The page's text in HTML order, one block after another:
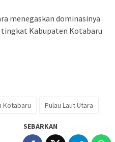
menegaskan dominasinya
tingkat Kabupaten Kotabaru
Kotabaru Pulau Laut Utara
SEBARKAN